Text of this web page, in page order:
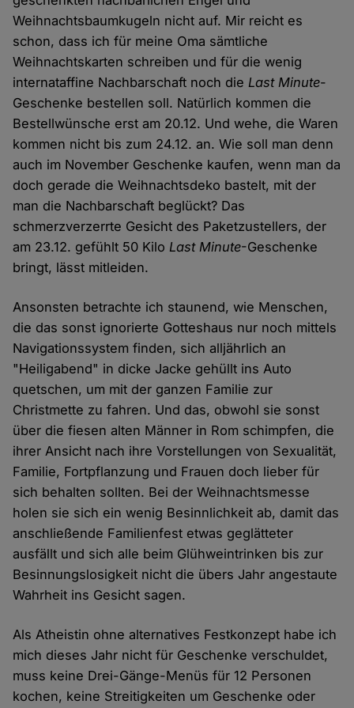
Weihnachtsbaumkugeln nicht auf. Mir reicht es
schon, dass ich für meine Oma sämtliche
Weihnachtskarten schreiben und für die wenig
internataffine Nachbarschaft noch dieLast Minute-
Geschenke bestellen soll. Natürlich kommen die
Bestellwünsche erst am 20.12. Und wehe, die Waren
kommen nicht bis zum 24.12. an. Wie soll man denn
auch im November Geschenke kaufen, wenn man da
doch gerade die Weihnachtsdeko bastelt, mit der
man die Nachbarschaft beglückt? Das
schmerzverzerrte Gesicht des Paketzustellers, der
am 23.12. gefühlt 50 KiloLast Minute-Geschenke
bringt, lässt mitleiden.
Ansonsten betrachte ich staunend, wie Menschen,
die das sonst ignorierte Gotteshaus nur noch mittels
Navigationssystem finden, sich alljährlich an
"Heiligabend" in dicke Jacke gehüllt ins Auto
quetschen, um mit der ganzen Familie zur
Christmette zu fahren. Und das, obwohl sie sonst
über die fiesen alten Männer in Rom schimpfen, die
ihrer Ansicht nach ihre Vorstellungen von Sexualität,
Familie, Fortpflanzung und Frauen doch lieber für
sich behalten sollten. Bei der Weihnachtsmesse
holen sie sich ein wenig Besinnlichkeit ab, damit das
anschließende Familienfest etwas geglätteter
ausfällt und sich alle beim Glühweintrinken bis zur
Besinnungslosigkeit nicht die übers Jahr angestaute
Wahrheit ins Gesicht sagen.
Als Atheistin ohne alternatives Festkonzept habe ich
mich dieses Jahr nicht für Geschenke verschuldet,
muss keine Drei-Gänge-Menüs für 12 Personen
kochen, keine Streitigkeiten um Geschenke oder